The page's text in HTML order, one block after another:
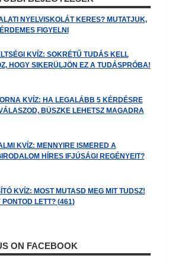
NYELVISKOLÁT KERES? MUTATJUK,
FIGYELNI
KVÍZ: SOKRÉTŰ TUDÁS KELL
HOGY SIKERÜLJÖN EZ A TUDÁSPRÓBA!
KVÍZ: HA LEGALÁBB 5 KÉRDÉSRE
BÜSZKE LEHETSZ MAGADRA
KVÍZ: MENNYIRE ISMERED A
HÍRES IFJÚSÁGI REGÉNYEIT?
KVÍZ: MOST MUTASD MEG MIT TUDSZ!
PONTOD LETT? (461)
ON FACEBOOK